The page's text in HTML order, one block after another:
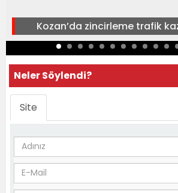
Kozan’da zincirleme trafik
Neler Söylendi?
Site